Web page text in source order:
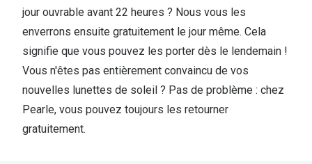
jour ouvrable avant 22 heures ? Nous vous les
enverrons ensuite gratuitement le jour même. Cela
signifie que vous pouvez les porter dès le lendemain !
Vous n'êtes pas entièrement convaincu de vos
nouvelles lunettes de soleil ? Pas de problème : chez
Pearle, vous pouvez toujours les retourner
gratuitement.